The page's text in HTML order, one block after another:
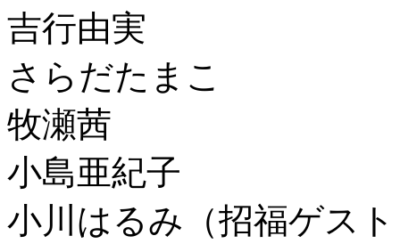
吉行由実
さらだたまこ
牧瀬茜
小島亜紀子
小川はるみ（招福ゲス